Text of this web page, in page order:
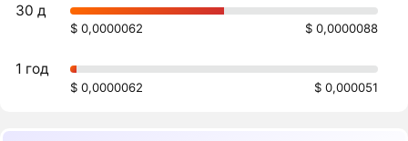
30 д
$ 0,0000062 $ 0,0000088
1 год
$ 0,0000062 $ 0,000051